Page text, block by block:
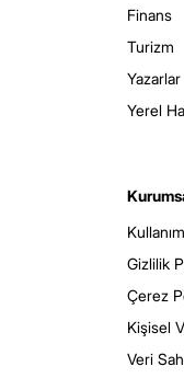
Finans
Turizm
Yazarlar
Yerel
Gizlilik
Çerez
Kişisel
Veri